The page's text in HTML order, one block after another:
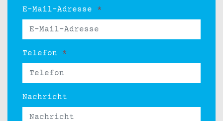
E-Mail-Adresse *
Telefon *
Nachricht